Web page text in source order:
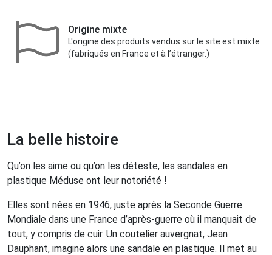
Origine mixte
L'origine des produits vendus sur le site est mixte
(fabriqués en France et à l’étranger.)
La belle histoire
Qu’on les aime ou qu’on les déteste, les sandales en
plastique Méduse ont leur notoriété !
Elles sont nées en 1946, juste après la Seconde Guerre
Mondiale dans une France d’après-guerre où il manquait de
tout, y compris de cuir. Un coutelier auvergnat, Jean
Dauphant, imagine alors une sandale en plastique. Il met au